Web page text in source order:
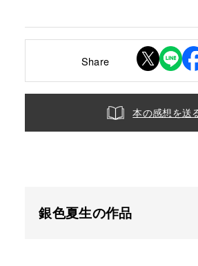
Share
本の感想を送
銀色夏生の作品